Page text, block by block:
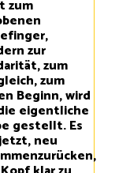
zum
zur
zum
zum
Beginn, wird
eigentliche
gestellt. Es
neu